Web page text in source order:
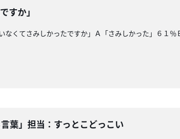
すか」
なくてさみしかったですか」Ａ「さみしかった」６１
葉」担当：すっとこどっこい